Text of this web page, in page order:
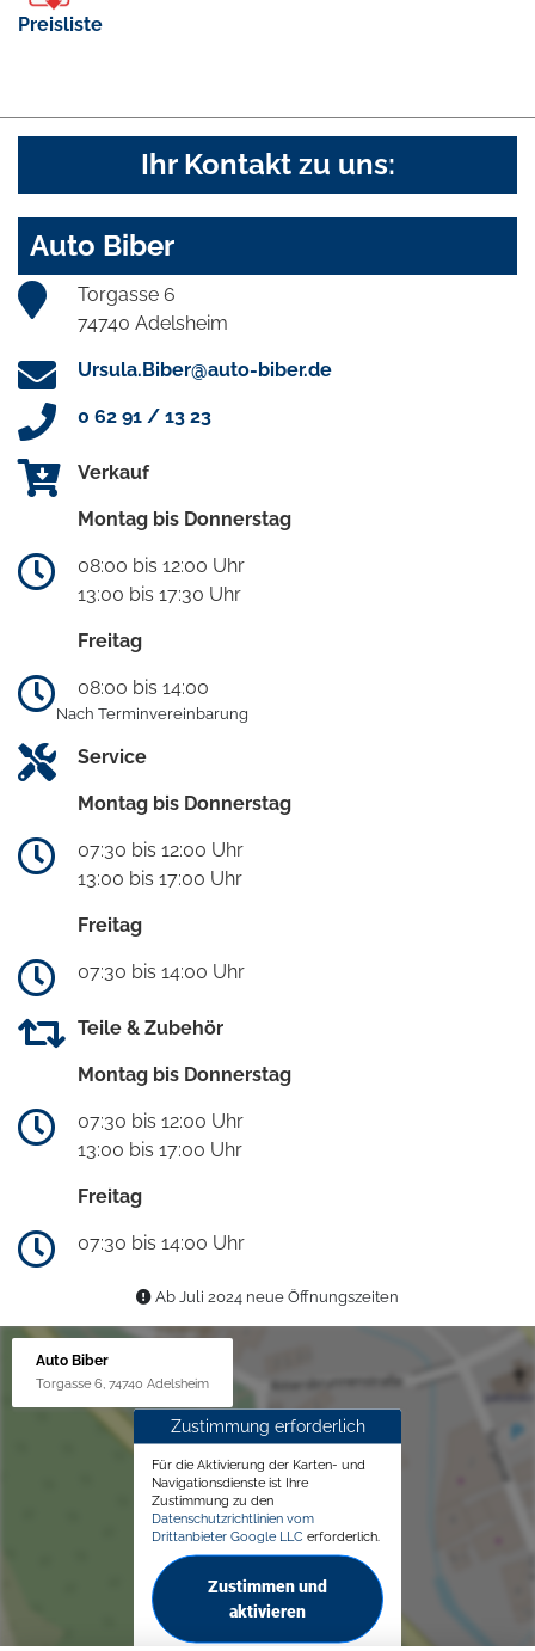
Preisliste
Ihr Kontakt zu uns:
Auto Biber
Torgasse 6
74740 Adelsheim
Ursula.Biber@auto-biber.de
0 62 91 / 13 23
Verkauf
Montag bis Donnerstag
08:00 bis 12:00 Uhr
13:00 bis 17:30 Uhr
Freitag
08:00 bis 14:00
Nach Terminvereinbarung
Service
Montag bis Donnerstag
07:30 bis 12:00 Uhr
13:00 bis 17:00 Uhr
Freitag
07:30 bis 14:00 Uhr
Teile & Zubehör
Montag bis Donnerstag
07:30 bis 12:00 Uhr
13:00 bis 17:00 Uhr
Freitag
07:30 bis 14:00 Uhr
Ab Juli 2024 neue Öffnungszeiten
Auto Biber
Torgasse 6, 74740 Adelsheim
Zustimmung erforderlich
Für die Aktivierung der Karten- und
Navigationsdienste ist Ihre
Zustimmung zu den
Datenschutzrichtlinien vom
Drittanbieter Google LLC erforderlich.
Zustimmen und
aktivieren